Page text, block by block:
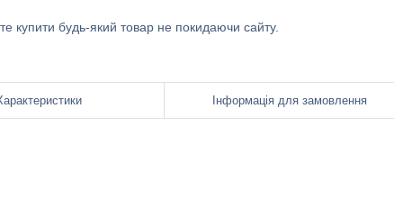
купити будь-який товар не покидаючи сайту.
Інформація для замовлення